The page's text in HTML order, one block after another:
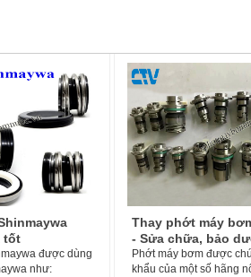
trục đứng
máy
chúng tôi nhập
nổi tiếng có
Đơn vị cung cấp
MG12 chính hãng,
tại Hà Nội
Phớt cơ khí, phớt máy
được dùng cho các máy